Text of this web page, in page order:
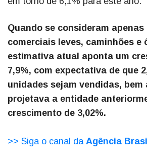
Quando se consideram
comerciais leves, caminhões e
estimativa atual aponta um
7,9%, com expectativa de que
unidades sejam vendidas, bem
projetava a entidade
crescimento de 3,02%.
>> Siga o canal da Agência